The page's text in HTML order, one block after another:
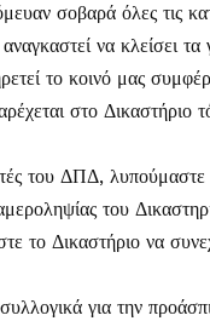
σοβαρά όλες τις
να κλείσει
το κοινό μας
στο
του ΔΠΔ, λυπούμαστε
του
το Δικαστήριο να
για την